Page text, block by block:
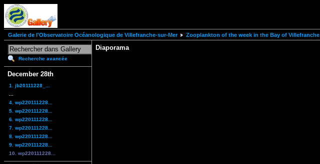
Galerie de l'Observatoire Océanologique de Villefranche-sur-Mer Zooplankton of the week in the Bay of Villefranche
Recherche avancée
December 28th
1. jb20111228_...
4. wp220111228...
5. wp220111228...
6. wp220111228...
7. wp220111228...
8. wp220111228...
9. wp220111228...
10. wp220111228...
Diaporama